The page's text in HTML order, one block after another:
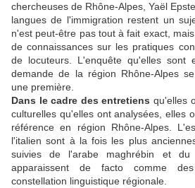
chercheuses de Rhône-Alpes, Yaël
langues de l'immigration restent un
n'est peut-être pas tout à fait exact,
de connaissances sur les pratiques
de locuteurs. L'enquête qu'elles
demande de la région Rhône-Alpes
une première.
Dans le cadre des entretiens qu'elles
culturelles qu'elles ont analysées, elles
référence en région Rhône-Alpes.
l'italien sont à la fois les plus
suivies de l'arabe maghrébin et du
apparaissent de facto comme
constellation linguistique régionale.